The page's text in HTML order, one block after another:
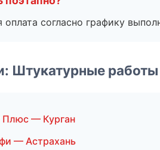
согласно графику
Штукатурные работы
Плюс — Курган
— Астрахань